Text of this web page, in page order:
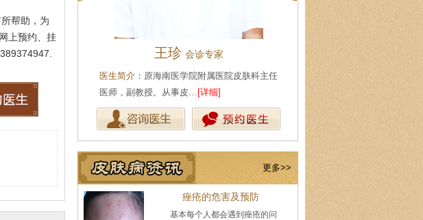
帮助，为
上预约、挂
王珍 会诊专家
医生简介 ：原海南医学院附属医院皮肤科主任
医师，副教授。从事皮… [详细]
更多>>
痤疮的危害及预防
基本每个人都会遇到痤疮的问